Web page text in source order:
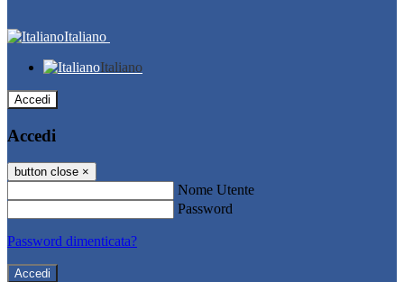
Italiano
Italiano
Accedi
Accedi
button close ×
Nome Utente
Password
Password dimenticata?